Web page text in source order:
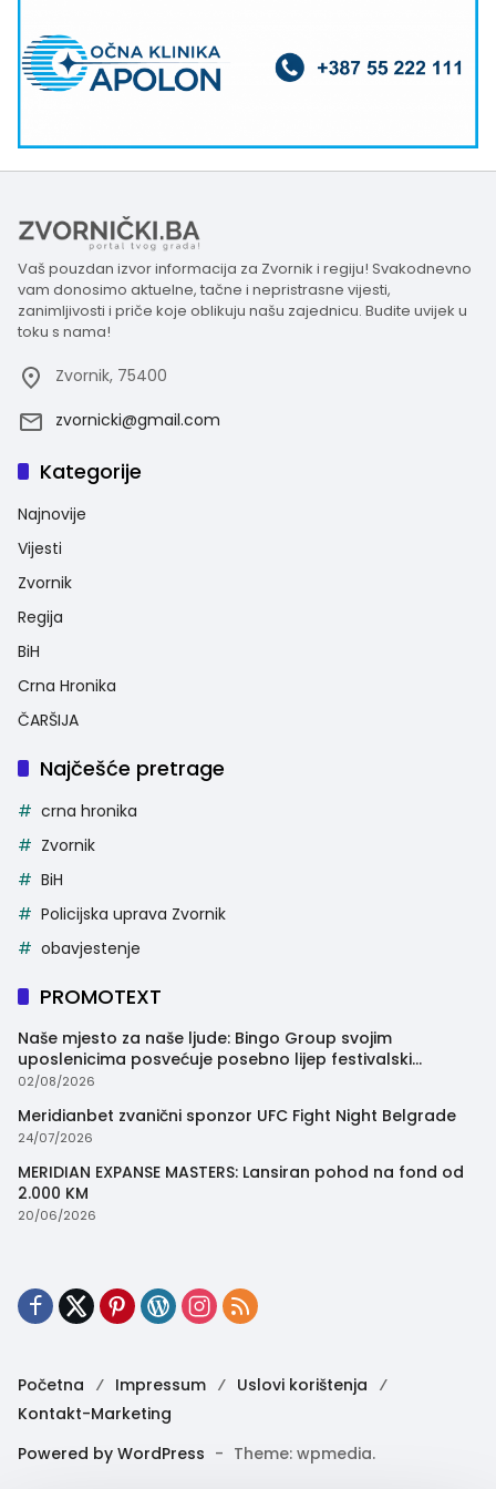
Vaš pouzdan izvor informacija za Zvornik i regiju! Svakodnevno
vam donosimo aktuelne, tačne i nepristrasne vijesti,
zanimljivosti i priče koje oblikuju našu zajednicu. Budite uvijek u
toku s nama!
Zvornik, 75400
zvornicki@gmail.com
Kategorije
Najnovije
Vijesti
Zvornik
Regija
BiH
Crna Hronika
ČARŠIJA
Najčešće pretrage
crna hronika
Zvornik
BiH
Policijska uprava Zvornik
obavjestenje
PROMOTEXT
Naše mjesto za naše ljude: Bingo Group svojim
uposlenicima posvećuje posebno lijep festivalski
trenutak
02/08/2026
Meridianbet zvanični sponzor UFC Fight Night Belgrade
24/07/2026
MERIDIAN EXPANSE MASTERS: Lansiran pohod na fond od
2.000 KM
20/06/2026
Početna Impressum
Uslovi korištenja
Kontakt-Marketing
Powered by WordPress - Theme: wpmedia.